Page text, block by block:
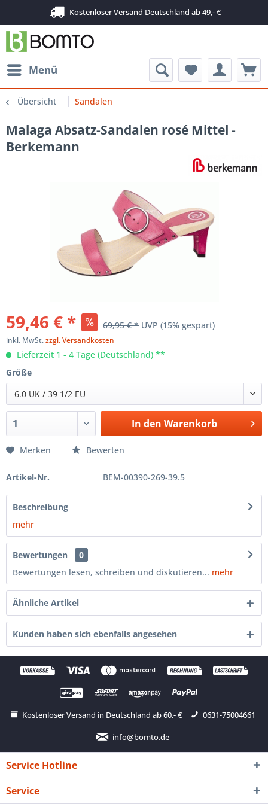
Kostenloser Versand Deutschland ab 49,- €
Menü
Übersicht Sandalen
Malaga Absatz-Sandalen rosé Mittel -
Berkemann
59,46 € * 69,95 € * UVP (15% gespart)
inkl. MwSt.zzgl. Versandkosten
Lieferzeit 1 - 4 Tage (Deutschland) **
Größe
6.0 UK / 39 1/2 EU
In den Warenkorb
Merken Bewerten
Artikel-Nr. BEM-00390-269-39.5
Beschreibung
mehr
Bewertungen
0
Bewertungen lesen, schreiben und diskutieren... mehr
Ähnliche Artikel
Kunden haben sich ebenfalls angesehen
Kostenloser Versand in Deutschland ab 60,- € 0631-75004661
info@bomto.de
Service Hotline
Service